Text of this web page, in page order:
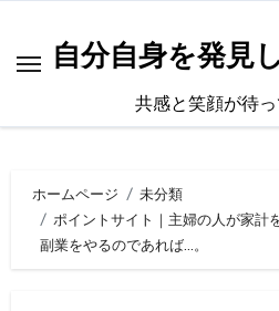
自分自身を発見
共感と笑顔が待
ホームページ
未分類
ポイントサイト｜主婦の人が家計
副業をやるのであれば…。